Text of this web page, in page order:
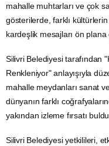
mahalle muhtarları ve çok
gösterilerde, farklı
kardeşlik mesajları ön plana
Silivri Belediyesi tarafından
Renkleniyor" anlayışıyla
mahalle meydanları sanat
dünyanın farklı
yakından izleme fırsatı
Silivri Belediyesi yetkilileri,